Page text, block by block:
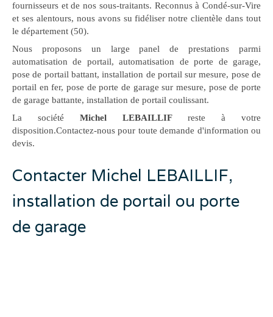
fournisseurs et de nos sous-traitants. Reconnus à Condé-sur-Vire
et ses alentours, nous avons su fidéliser notre clientèle dans tout
le département (50).
Nous proposons un large panel de prestations parmi
automatisation de portail, automatisation de porte de garage,
pose de portail battant, installation de portail sur mesure, pose de
portail en fer, pose de porte de garage sur mesure, pose de porte
de garage battante, installation de portail coulissant.
La société Michel LEBAILLIFreste à votre
disposition.Contactez-nous pour toute demande d'information ou
devis.
Contacter Michel LEBAILLIF,
installation de portail ou porte
de garage